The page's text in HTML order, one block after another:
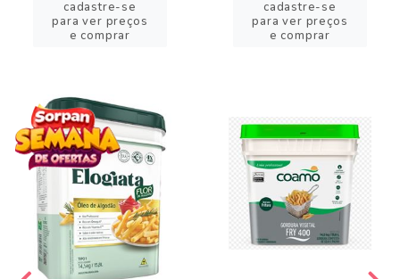
cadastre-se
para ver preços
e comprar
cadastre-se
para ver preços
e comprar